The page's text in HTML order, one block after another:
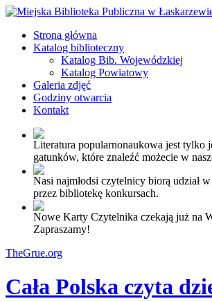
Strona główna
Katalog biblioteczny
Katalog Bib. Wojewódzkiej
Katalog Powiatowy
Galeria zdjęć
Godziny otwarcia
Kontakt
Literatura popularnonaukowa jest tylko
gatunków, które znaleźć możecie w
Nasi najmłodsi czytelnicy biorą udział
przez bibliotekę konkursach.
Nowe Karty Czytelnika czekają już na
Zapraszamy!
TheGrue.org
Cała Polska czyta